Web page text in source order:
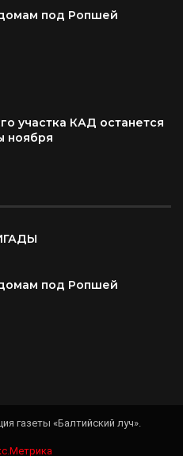
под Ропшей
участка КАД останется
ноября
под Ропшей
газеты «Балтийский луч».